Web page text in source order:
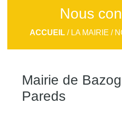
Nous
ACCUEIL/ LA MAIRIE /
Mairie de
Pareds